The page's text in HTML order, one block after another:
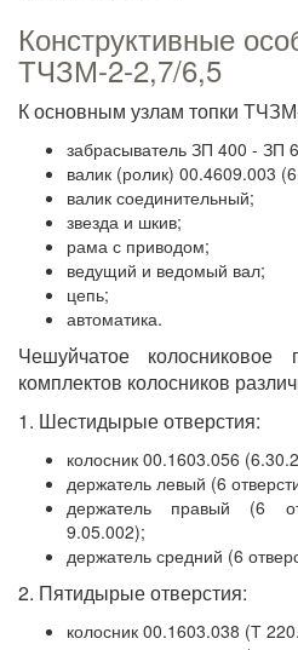
Конструктивные
ТЧЗМ-2-2,7/6,5
К основным узлам топки
забрасыватель ЗП 400 - ЗП
валик (ролик) 00.4609.003
валик соединительный;
звезда и шкив;
рама с приводом;
ведущий и ведомый вал;
цепь;
автоматика.
Чешуйчатое колосниковое
комплектов колосников
1. Шестидырые отверстия:
колосник 00.1603.056
держатель левый (6
держатель правый (6
9.05.002);
держатель средний (6
2. Пятидырые отверстия:
колосник 00.1603.038 (Т